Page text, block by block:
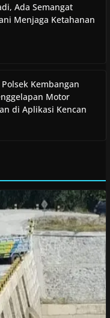
Ada Semangat
Menjaga Ketahanan
Polsek Kembangan
Motor
di Aplikasi Kencan